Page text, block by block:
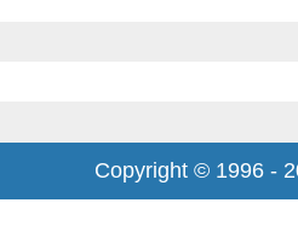
Copyright © 1996 -